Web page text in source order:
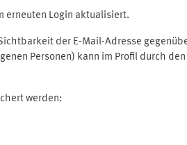
erneuten Login aktualisiert.
der E-Mail-Adresse
Personen) kann im Profil durch
werden: